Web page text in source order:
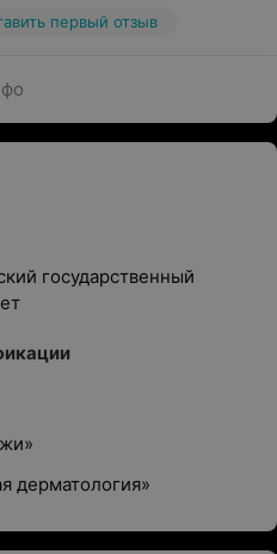
первый отзыв
государственный
дерматология»